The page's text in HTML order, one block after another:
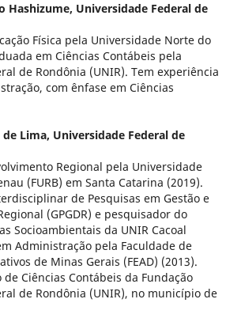
Hashizume, Universidade Federal de
Física pela Universidade Norte do
em Ciências Contábeis pela
de Rondônia (UNIR). Tem experiência
com ênfase em Ciências
Lima, Universidade Federal de
Regional pela Universidade
(FURB) em Santa Catarina (2019).
de Pesquisas em Gestão e
(GPGDR) e pesquisador do
Socioambientais da UNIR Cacoal
Administração pela Faculdade de
de Minas Gerais (FEAD) (2013).
Ciências Contábeis da Fundação
de Rondônia (UNIR), no município de